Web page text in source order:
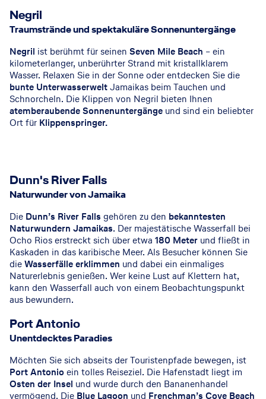
Negril
Traumstrände und spektakuläre Sonnenuntergänge
Negril ist berühmt für seinen Seven Mile Beach – ein
kilometerlanger, unberührter Strand mit kristallklarem
Wasser. Relaxen Sie in der Sonne oder entdecken Sie die
bunte UnterwasserweltJamaikas beim Tauchen und
Schnorcheln. Die Klippen von Negril bieten Ihnen
atemberaubende Sonnenuntergänge und sind ein beliebter
Ort für Klippenspringer.
Dunn's River Falls
Naturwunder von Jamaika
Die Dunn’s River Falls gehören zu den bekanntesten
Naturwundern Jamaikas. Der majestätische Wasserfall bei
Ocho Rios erstreckt sich über etwa 180 Meter und fließt in
Kaskaden in das karibische Meer. Als Besucher können Sie
dieWasserfälle erklimmen und dabei ein einmaliges
Naturerlebnis genießen. Wer keine Lust auf Klettern hat,
kann den Wasserfall auch von einem Beobachtungspunkt
aus bewundern.
Port Antonio
Unentdecktes Paradies
Möchten Sie sich abseits der Touristenpfade bewegen, ist
Port Antonio ein tolles Reiseziel. Die Hafenstadt liegt im
Osten der Insel und wurde durch den Bananenhandel
vermögend. Die Blue Lagoon und Frenchman’s Cove Beach